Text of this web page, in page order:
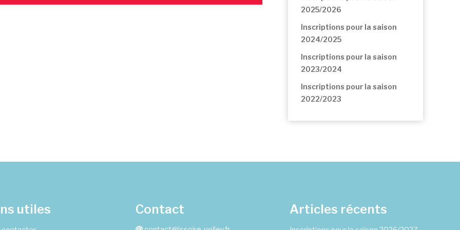
2025/2026
Inscriptions pour la saison
2024/2025
Inscriptions pour la saison
2023/2024
Inscriptions pour la saison
2022/2023
utiles Contact Articles récents